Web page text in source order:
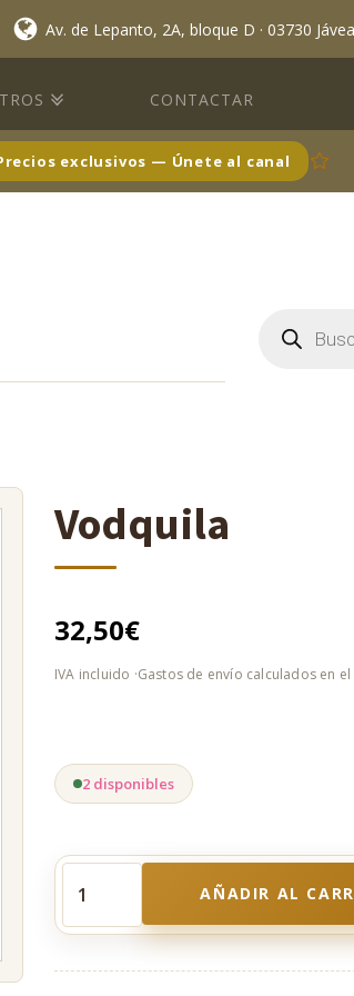
Av. de Lepanto, 2A, bloque D · 03730 Jávea
CONTACTAR
exclusivos — Únete al canal
Búsqueda
Vodquila
32,50€
2 disponibles
cantidad
AÑADIR AL